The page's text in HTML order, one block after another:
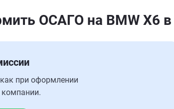
ОСАГО на BMW X6
при оформлении